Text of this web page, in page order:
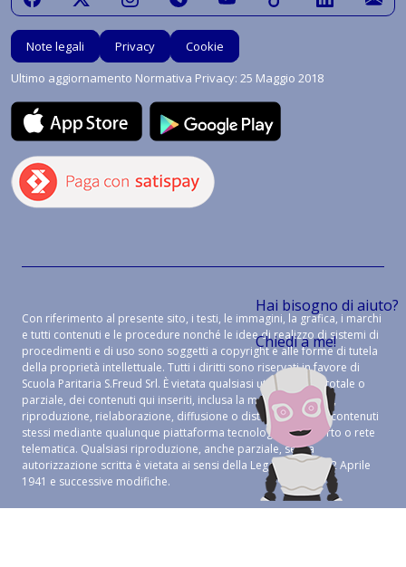
Hai bisogno di aiuto?
Chiedi a me!
Note legali Privacy
Cookie
Ultimo aggiornamento Normativa Privacy: 25 Maggio 2018
Con riferimento al presente sito, i testi, le immagini, la grafica, i marchi
e tutti contenuti e le procedure nonché le idee di realizzo di sistemi di
procedimenti e di uso sono soggetti a copyright e alle forme di tutela
della proprietà intellettuale. Tutti i diritti sono riservati in favore di
Scuola Paritaria S.Freud Srl. È vietata qualsiasi utilizzazione, totale o
parziale, dei contenuti qui inseriti, inclusa la memorizzazione,
riproduzione, rielaborazione, diffusione o distribuzione dei contenuti
stessi mediante qualunque piattaforma tecnologica, supporto o rete
telematica. Qualsiasi riproduzione, anche parziale, senza
autorizzazione scritta è vietata ai sensi della Legge 633 del 22 Aprile
1941 e successive modifiche.
CREDITS:ALEIDE WEB AGENCY